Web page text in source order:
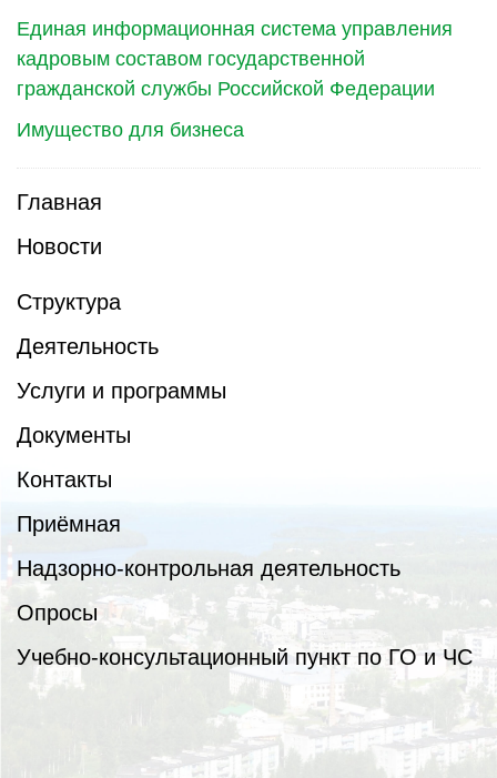
Единая информационная система управления
кадровым составом государственной
гражданской службы Российской Федерации
Имущество для бизнеса
Главная
Новости
Структура
Деятельность
Услуги и программы
Документы
Контакты
Приёмная
Надзорно-контрольная деятельность
Опросы
Учебно-консультационный пункт по ГО и ЧС